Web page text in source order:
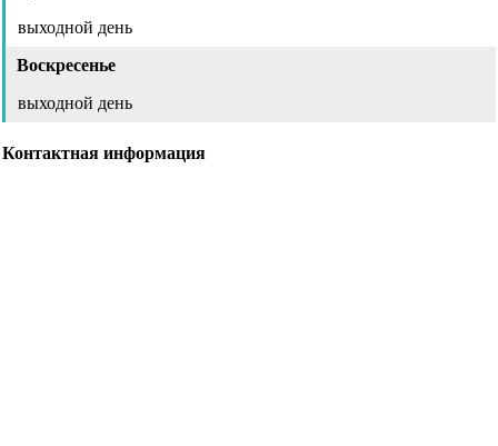
выходной день
Воскресенье
выходной день
Контактная информация